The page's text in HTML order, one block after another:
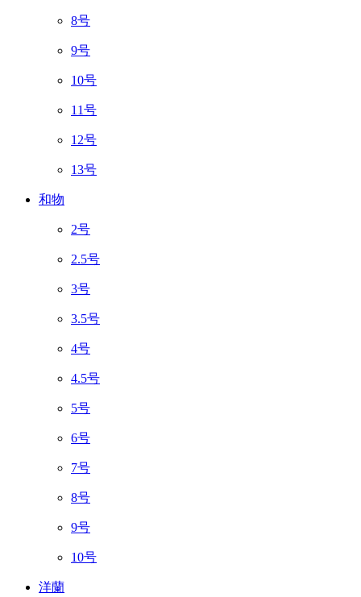
8号
9号
10号
11号
12号
13号
和物
2号
2.5号
3号
3.5号
4号
4.5号
5号
6号
7号
8号
9号
10号
洋蘭